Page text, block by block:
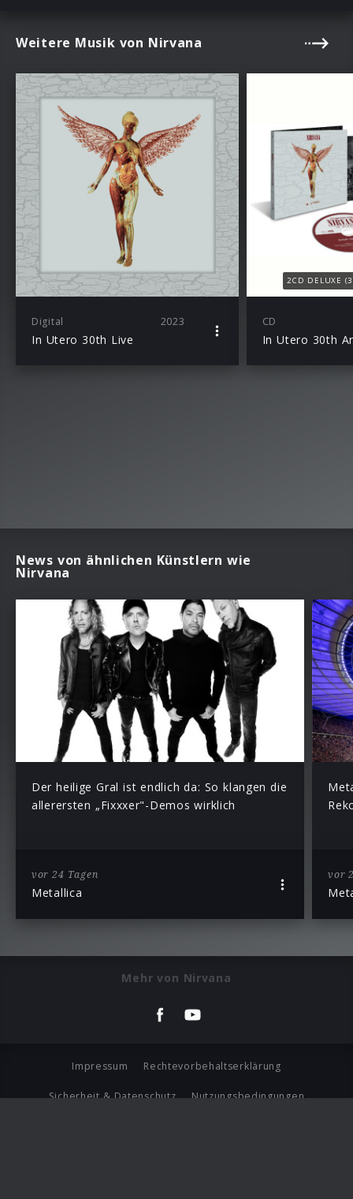
Weitere Musik von Nirvana
Digital 2023
In Utero 30th Live
2CD DELUXE
CD
In Utero 30th
News von ähnlichen Künstlern wie
Nirvana
Der heilige Gral ist endlich da: So klangen die
allerersten „Fixxxer"-Demos wirklich
vor 24 Tagen
Metallica
vor
Mehr von Nirvana
Impressum Rechtevorbehaltserklärung
Sicherheit & Datenschutz Nutzungsbedingungen